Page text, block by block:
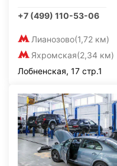
+7 (499) 110-53-06
Лианозово(1,72 км)
Яхромская(2,34 км)
Лобненская, 17 стр.1